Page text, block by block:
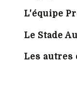
L'équipe
Le Stade
Les autres